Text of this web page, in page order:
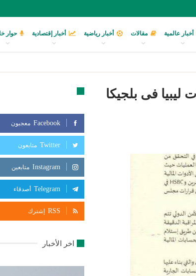
أخبار عالمية مقالات أخبار رياضية أخبار إقتصادية حوار
ليبيا فى بلجيكا
Facebook معجبون
Twitter متابعون
Instagram متابعين
Telegram أصدقاء
RSS إشترك
اخر الأخبار